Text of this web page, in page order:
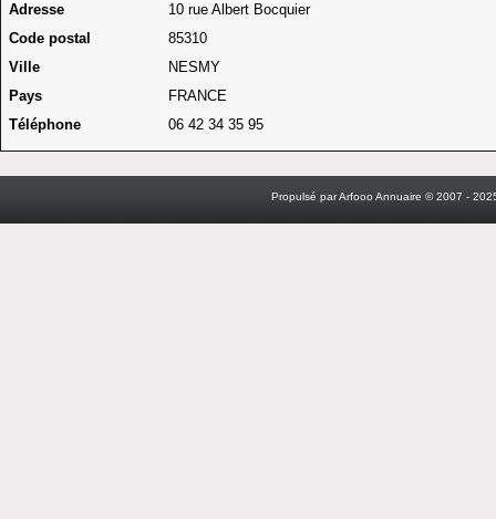
Adresse
10 rue Albert Bocquier
Code postal
85310
Ville
NESMY
Pays
FRANCE
Téléphone
06 42 34 35 95
Propulsé par Arfooo Annuaire © 2007 -